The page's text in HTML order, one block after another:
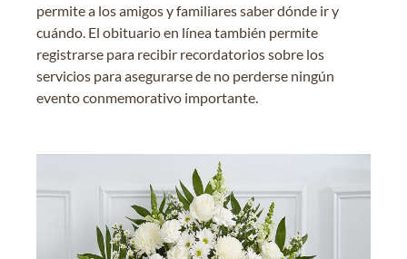
permite a los amigos y familiares saber dónde ir y
cuándo. El obituario en línea también permite
registrarse para recibir recordatorios sobre los
servicios para asegurarse de no perderse ningún
evento conmemorativo importante.